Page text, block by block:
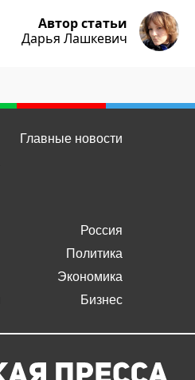
Автор статьи
Дарья Лашкевич
Главные новости
Россия
Политика
Экономика
Бизнес